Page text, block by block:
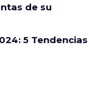
de su
5 Tendencias